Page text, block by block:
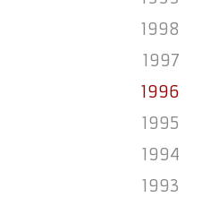
1998
1997
1996
1995
1994
1993